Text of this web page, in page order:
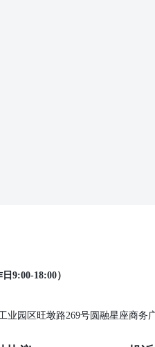
日9:00-18:00）
业园区旺墩路269号圆融星座商务